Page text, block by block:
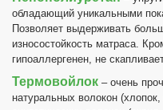
обладающий уникальными
Позволяет выдерживать
износостойкость матраса.
гипоаллергенен, не
Термовойлок – очень
натуральных волокон